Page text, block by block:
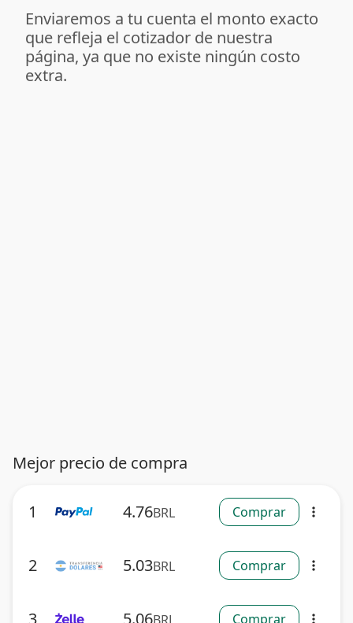
Enviaremos a tu cuenta el monto exacto
que refleja el cotizador de nuestra
página, ya que no existe ningún costo
extra.
Mejor precio de compra
1 4.76BRL Comprar more_vert
2 5.03BRL Comprar more_vert
3 5.06 Comprar more_vert